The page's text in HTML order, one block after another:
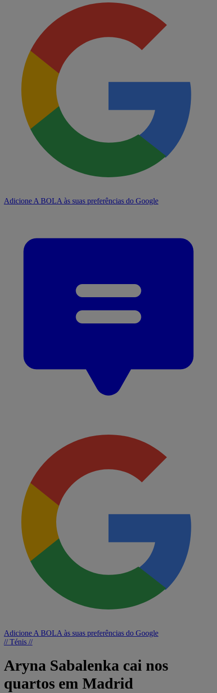
Adicione A BOLA às suas preferências do Google
Adicione A BOLA às suas preferências do Google
// Ténis //
Aryna Sabalenka cai nos
quartos em Madrid